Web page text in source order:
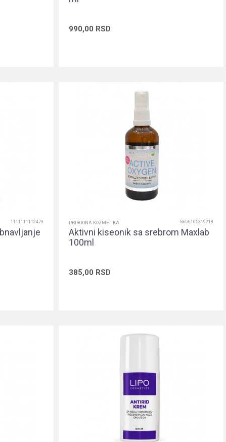
990,00 RSD
1111111112479 PRIRODNA KOZMETIKA 8606105319218
Aktivni kiseonik sa srebrom Maxlab
100ml
385,00 RSD